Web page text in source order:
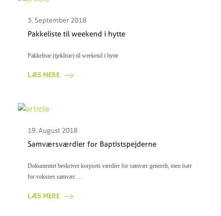
3. September 2018
Pakkeliste til weekend i hytte
Pakkeliste (tjekliste) til weekend i hytte
LÆS MERE
19. August 2018
Samværsværdier for Baptistspejderne
Dokumentet beskriver korpsets værdier for samvær generelt, men især
for voksnes samvær …
LÆS MERE